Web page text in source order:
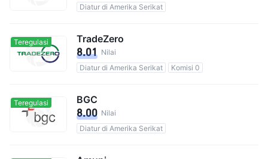
Diatur di Amerika Serikat
Teregulasi TradeZero
8.01 Nilai
Diatur di Amerika Serikat
Komisi 0
Teregulasi BGC
8.00 Nilai
Diatur di Amerika Serikat